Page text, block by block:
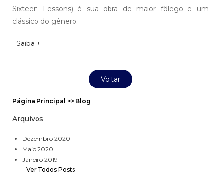
Página Principal >> Blog
Arquivos
Dezembro 2020
Maio 2020
Janeiro 2019
Ver Todos Posts
Sixteen Lessons) é sua obra de maior fôlego e um
clássico do gênero.
Saiba +
Voltar